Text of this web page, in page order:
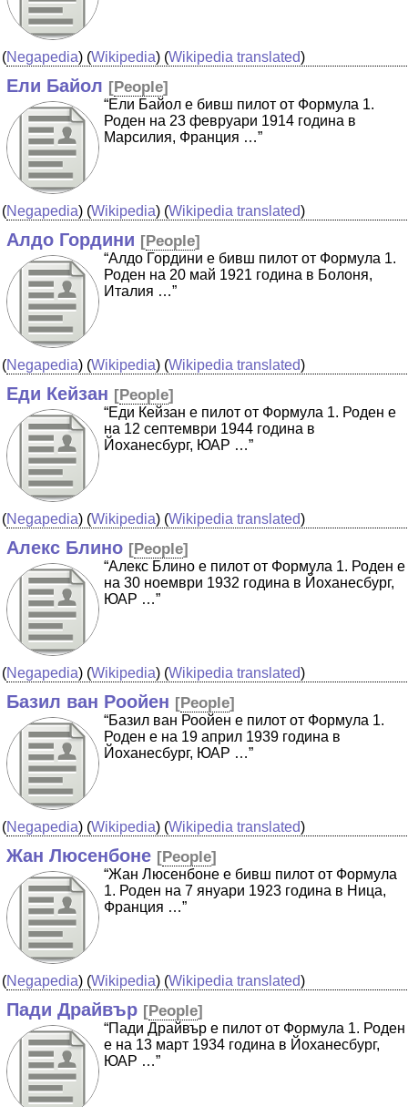
(Negapedia) (Wikipedia) (Wikipedia translated)
Ели Байол [People]
“Ели Байол е бивш пилот от Формула 1.
Роден на 23 февруари 1914 година в
Марсилия, Франция …”
(Negapedia) (Wikipedia) (Wikipedia translated)
Алдо Гордини [People]
“Алдо Гордини е бивш пилот от Формула 1.
Роден на 20 май 1921 година в Болоня,
Италия …”
(Negapedia) (Wikipedia) (Wikipedia translated)
Еди Кейзан [People]
“Еди Кейзан е пилот от Формула 1. Роден е
на 12 септември 1944 година в
Йоханесбург, ЮАР …”
(Negapedia) (Wikipedia) (Wikipedia translated)
Алекс Блино [People]
“Алекс Блино е пилот от Формула 1. Роден е
на 30 ноември 1932 година в Йоханесбург,
ЮАР …”
(Negapedia) (Wikipedia) (Wikipedia translated)
Базил ван Роойен [People]
“Базил ван Роойен е пилот от Формула 1.
Роден е на 19 април 1939 година в
Йоханесбург, ЮАР …”
(Negapedia) (Wikipedia) (Wikipedia translated)
Жан Люсенбоне [People]
“Жан Люсенбоне е бивш пилот от Формула
1. Роден на 7 януари 1923 година в Ница,
Франция …”
(Negapedia) (Wikipedia) (Wikipedia translated)
Пади Драйвър [People]
“Пади Драйвър е пилот от Формула 1. Роден
е на 13 март 1934 година в Йоханесбург,
ЮАР …”